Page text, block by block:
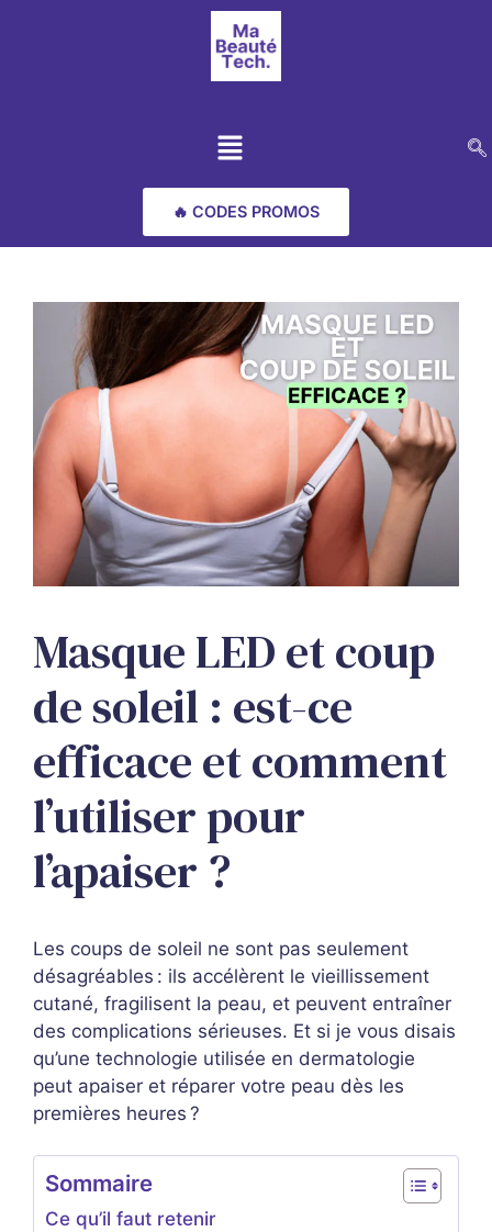
🔥 CODES PROMOS
Masque LED et coup
de soleil : est-ce
efficace et comment
l’utiliser pour
l’apaiser ?
Les coups de soleil ne sont pas seulement
désagréables : ils accélèrent le vieillissement
cutané, fragilisent la peau, et peuvent entraîner
des complications sérieuses. Et si je vous disais
qu’une technologie utilisée en dermatologie
peut apaiser et réparer votre peau dès les
premières heures ?
Sommaire
Ce qu’il faut retenir